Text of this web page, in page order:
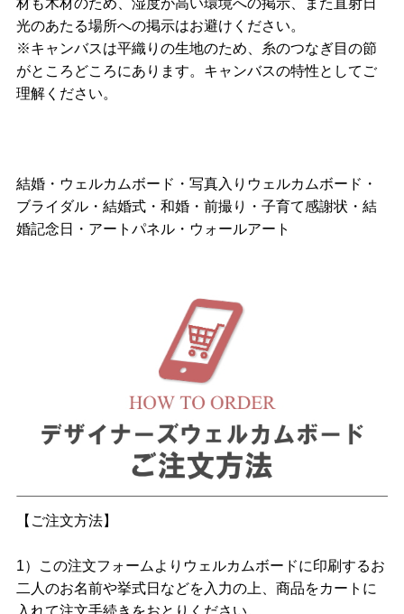
材も木材のため、湿度が高い環境への掲示、また直射日
光のあたる場所への掲示はお避けください。
※キャンバスは平織りの生地のため、糸のつなぎ目の節
がところどころにあります。キャンバスの特性としてご
理解ください。
結婚・ウェルカムボード・写真入りウェルカムボード・
ブライダル・結婚式・和婚・前撮り・子育て感謝状・結
婚記念日・アートパネル・ウォールアート
【ご注文方法】
1）この注文フォームよりウェルカムボードに印刷するお
二人のお名前や挙式日などを入力の上、商品をカートに
入れて注文手続きをおとりください。